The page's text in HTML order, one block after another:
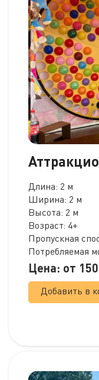
Длина: 2 м
Ширина: 2 м
Высота: 2 м
Возраст: 4+
Пропускная
Потребляемая
Цена: от 150
Добавить в